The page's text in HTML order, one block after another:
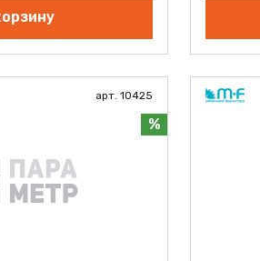
арт. 10425
%